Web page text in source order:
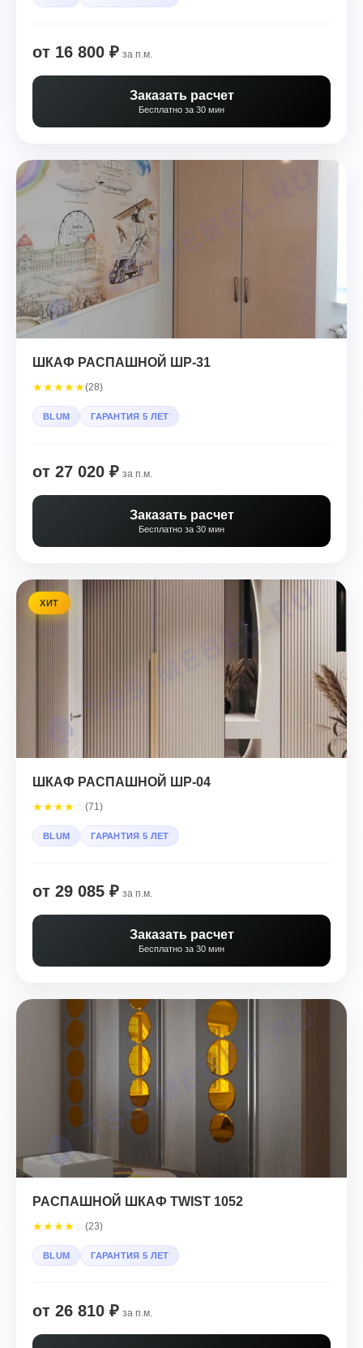
от 16 800 ₽ за п.м.
Заказать расчет
Бесплатно за 30 мин
ШКАФ РАСПАШНОЙ ШР-31
★★★★★(28)
BLUM ГАРАНТИЯ 5 ЛЕТ
от 27 020 ₽ за п.м.
Заказать расчет
Бесплатно за 30 мин
ХИТ
ШКАФ РАСПАШНОЙ ШР-04
★★★★ (71)
BLUM ГАРАНТИЯ 5 ЛЕТ
от 29 085 ₽ за п.м.
Заказать расчет
Бесплатно за 30 мин
РАСПАШНОЙ ШКАФ TWIST 1052
★★★★ (23)
BLUM ГАРАНТИЯ 5 ЛЕТ
от 26 810 ₽ за п.м.